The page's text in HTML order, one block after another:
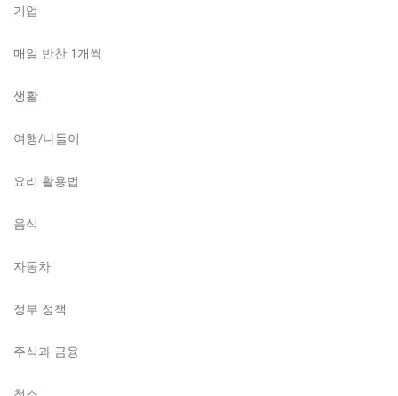
기업
매일 반찬 1개씩
생활
여행/나들이
요리 활용법
음식
자동차
정부 정책
주식과 금융